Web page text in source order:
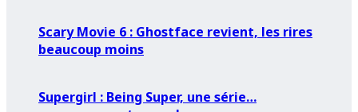
Scary Movie 6 : Ghostface revient, les rires
beaucoup moins
Supergirl : Being Super, une série…